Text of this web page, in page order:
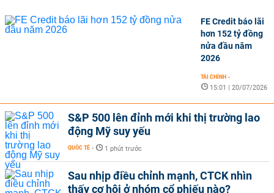
FE Credit báo lãi
hơn 152 tỷ đồng
nửa đầu năm
2026
TÀI CHÍNH -
15:01 | 20/07/2026
S&P 500 lên đỉnh mới khi thị trường lao
động Mỹ suy yếu
QUỐC TẾ - 1 phút trước
Sau nhịp điều chỉnh mạnh, CTCK nhìn
thấy cơ hội ở nhóm cổ phiếu nào?